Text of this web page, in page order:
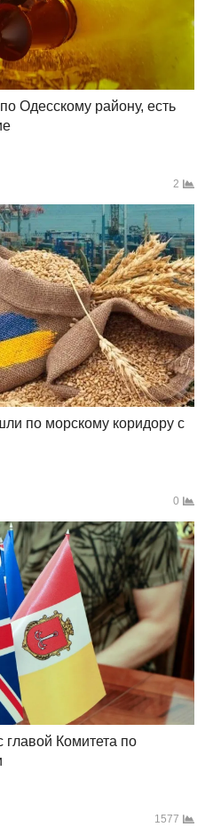
Одесскому району, есть
2
по морскому коридору с
0
главой Комитета по
1577